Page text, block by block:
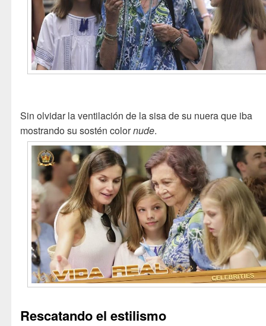
Sin olvidar la ventilación de la sisa de su nuera que iba
mostrando su sostén colornude.
Rescatando el estilismo